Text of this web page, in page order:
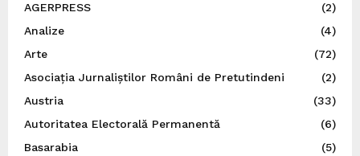
AGERPRESS
(2)
Analize
(4)
Arte
(72)
Asociația Jurnaliștilor Români de Pretutindeni
(2)
Austria
(33)
Autoritatea Electorală Permanentă
(6)
Basarabia
(5)